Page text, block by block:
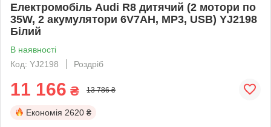
Електромобіль Audi R8 дитячий (2 мотори по
35W, 2 акумулятори 6V7AH, MP3, USB) YJ2198
Білий
В наявності
Код: YJ2198
Роздріб
11 166 ₴ 13 786 ₴
Економія 2620 ₴